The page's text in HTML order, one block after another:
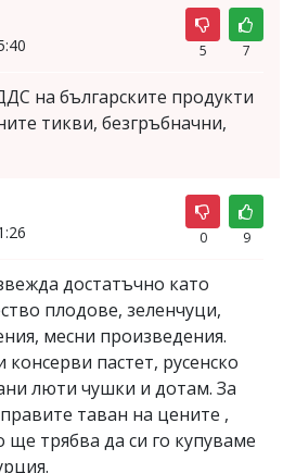
5 7
на българските продукти
тикви, безгръбначни,
0 9
достатъчно като
плодове, зеленчуци,
месни произведения.
пастет, русенско
люти чушки и дотам. За
таван на цените ,
ще трябва да си го купуваме